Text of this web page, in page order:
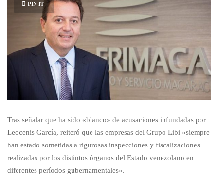
PIN IT
Tras señalar que ha sido «blanco» de acusaciones infundadas por
Leocenis García, reiteró que las empresas del Grupo Libi «siempre
han estado sometidas a rigurosas inspecciones y fiscalizaciones
realizadas por los distintos órganos del Estado venezolano en
diferentes períodos gubernamentales».